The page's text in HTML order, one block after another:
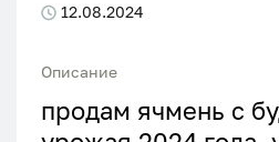
12.08.2024
Описание
продам ячмень с